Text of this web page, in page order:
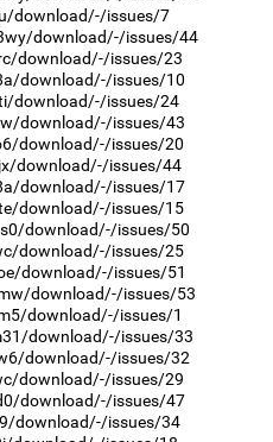
download/-/issues/7
download/-/issues/44
download/-/issues/23
download/-/issues/10
download/-/issues/24
download/-/issues/43
download/-/issues/20
download/-/issues/44
download/-/issues/17
download/-/issues/15
download/-/issues/50
download/-/issues/25
download/-/issues/51
download/-/issues/53
download/-/issues/1
download/-/issues/33
download/-/issues/32
download/-/issues/29
download/-/issues/47
download/-/issues/34